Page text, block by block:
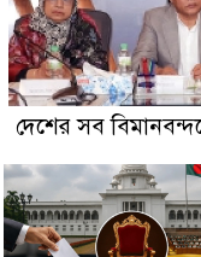
দেশের সব